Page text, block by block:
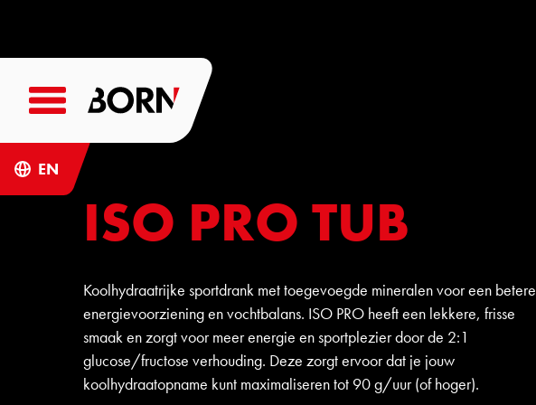
EN
ISO PRO TUB
Koolhydraatrijke sportdrank met toegevoegde mineralen voor een betere
energievoorziening en vochtbalans. ISO PRO heeft een lekkere, frisse
smaak en zorgt voor meer energie en sportplezier door de 2:1
glucose/fructose verhouding. Deze zorgt ervoor dat je jouw
koolhydraatopname kunt maximaliseren tot 90 g/uur (of hoger).